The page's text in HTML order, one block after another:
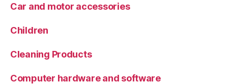
Car and motor accessories
Children
Cleaning Products
Computer hardware and software